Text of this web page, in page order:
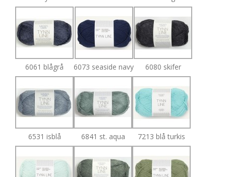
6061 blågrå 6073 seaside navy 6080 skifer
6531 isblå 6841 st. aqua 7213 blå turkis